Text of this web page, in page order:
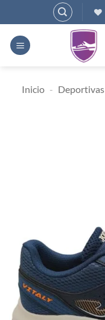
al
contenido
Inicio - Deportivas